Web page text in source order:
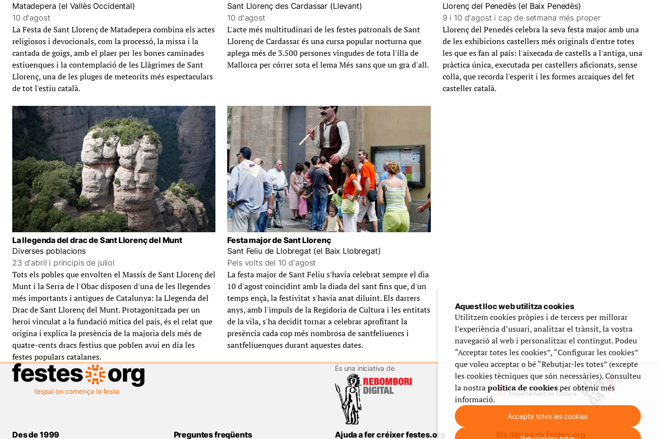
Matadepera (el Vallès Occidental)
10 d'agost
La Festa de Sant Llorenç de Matadepera combina els actes
religiosos i devocionals, com la processó, la missa i la
cantada de goigs, amb el plaer per les bones caminades
estiuenques i la contemplació de les Llàgrimes de Sant
Llorenç, una de les pluges de meteorits més espectaculars
de tot l'estiu català.
Sant Llorenç des Cardassar (Llevant)
10 d'agost
L'acte més multitudinari de les festes patronals de Sant
Llorenç de Cardassar és una cursa popular nocturna que
aplega més de 3.500 persones vingudes de tota l'illa de
Mallorca per córrer sota el lema Més sans que un gra d'all.
Llorenç del Penedès (el Baix Penedès)
9 i 10 d'agost i cap de setmana més proper
Llorenç del Penedès celebra la seva festa major amb una
de les exhibicions castellers més originals d'entre totes
les que es fan al país: l'aixecada de castells a l'antiga, una
pràctica única, executada per castellers aficionats, sense
colla, que recorda l'esperit i les formes arcaiques del fet
casteller català.
La llegenda del drac de Sant Llorenç del Munt
Diverses poblacions
23 d'abril i principis de juliol
Tots els pobles que envolten el Massís de Sant Llorenç del
Munt i la Serra de l'Obac disposen d'una de les llegendes
més importants i antigues de Catalunya: la Llegenda del
Drac de Sant Llorenç del Munt. Protagonitzada per un
heroi vinculat a la fundació mítica del país, és el relat que
origina i explica la presència de la majoria dels més de
quatre-cents dracs festius que poblen avui en dia les
festes populars catalanes.
Festa major de Sant Llorenç
Sant Feliu de Llobregat (el Baix Llobregat)
Pels volts del 10 d'agost
La festa major de Sant Feliu s'havia celebrat sempre el dia
10 d'agost coincidint amb la diada del sant fins que, d'un
temps ençà, la festivitat s'havia anat diluint. Els darrers
anys, amb l'impuls de la Regidoria de Cultura i les entitats
de la vila, s'ha decidit tornar a celebrar aprofitant la
presència cada cop més nombrosa de santfeliuencs i
santfeliuenques durant aquestes dates.
És una iniciativa de Que compta amb el suport de
Des de 1999 Preguntes freqüents Ajuda a fer créixer festes.org Els llibres de festes.org
Aquest lloc web utilitza cookies
Utilitzem cookies pròpies i de tercers per millorar
l’experiència d’usuari, analitzar el trànsit, la vostra
navegació al web i personalitzar el contingut. Podeu
“Acceptar totes les cookies”, “Configurar les cookies”
que voleu acceptar o bé “Rebutjar-les totes” (excepte
les cookies tècniques que són necessàries). Consulteu
la nostrapolítica de cookiesper obtenir més
informació.
Accepta totes les cookies